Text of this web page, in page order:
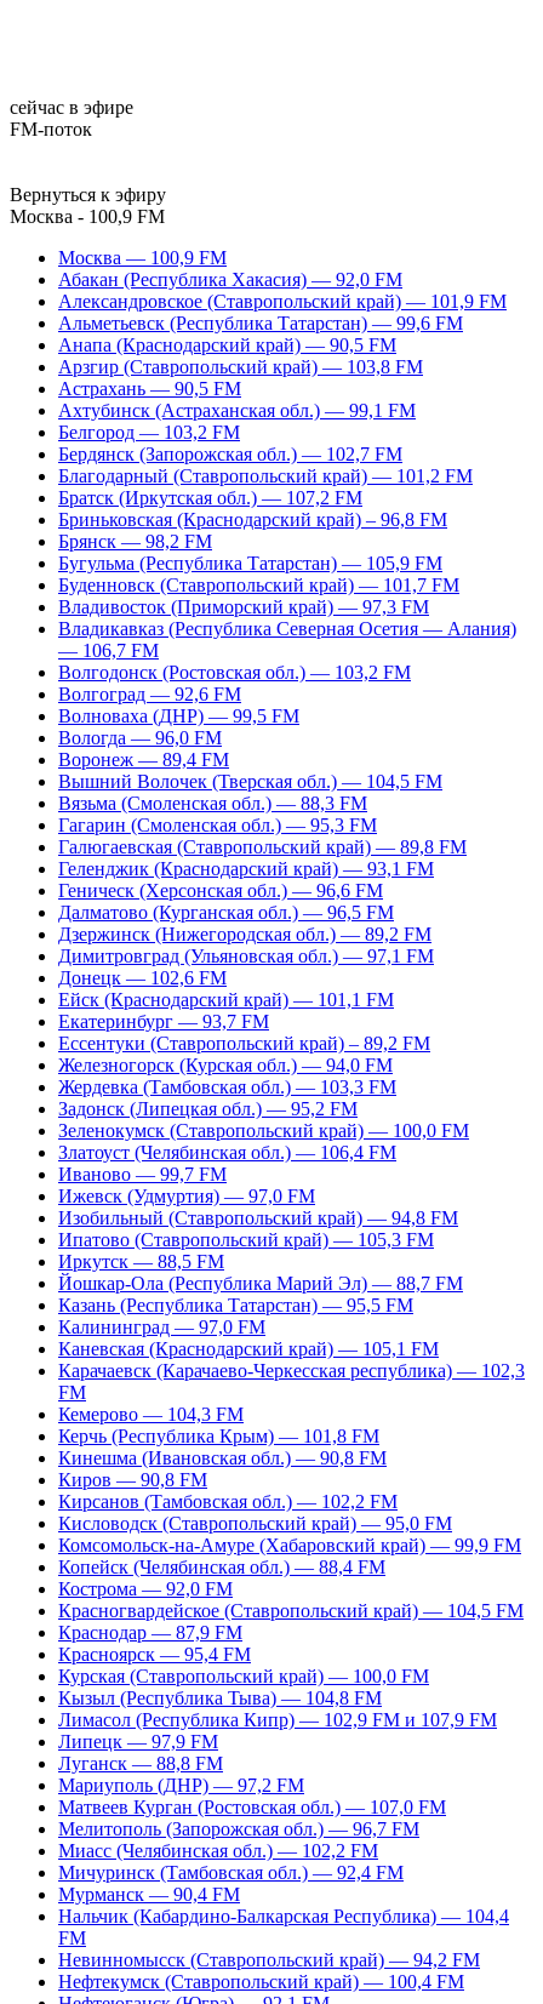
сейчас в эфире
FM-поток
Вернуться к эфиру
Москва - 100,9 FM
Москва — 100,9 FM
Абакан (Республика Хакасия) — 92,0 FM
Александровское (Ставропольский край) — 101,9 FM
Альметьевск (Республика Татарстан) — 99,6 FM
Анапа (Краснодарский край) — 90,5 FM
Арзгир (Ставропольский край) — 103,8 FM
Астрахань — 90,5 FM
Ахтубинск (Астраханская обл.) — 99,1 FM
Белгород — 103,2 FM
Бердянск (Запорожская обл.) — 102,7 FM
Благодарный (Ставропольский край) — 101,2 FM
Братск (Иркутская обл.) — 107,2 FM
Бриньковская (Краснодарский край) – 96,8 FM
Брянск — 98,2 FM
Бугульма (Республика Татарстан) — 105,9 FM
Буденновск (Ставропольский край) — 101,7 FM
Владивосток (Приморский край) — 97,3 FM
Владикавказ (Республика Северная Осетия — Алания)
— 106,7 FM
Волгодонск (Ростовская обл.) — 103,2 FM
Волгоград — 92,6 FM
Волноваха (ДНР) — 99,5 FM
Вологда — 96,0 FM
Воронеж — 89,4 FM
Вышний Волочек (Тверская обл.) — 104,5 FM
Вязьма (Смоленская обл.) — 88,3 FM
Гагарин (Смоленская обл.) — 95,3 FM
Галюгаевская (Ставропольский край) — 89,8 FM
Геленджик (Краснодарский край) — 93,1 FM
Геническ (Херсонская обл.) — 96,6 FM
Далматово (Курганская обл.) — 96,5 FM
Дзержинск (Нижегородская обл.) — 89,2 FM
Димитровград (Ульяновская обл.) — 97,1 FM
Донецк — 102,6 FM
Ейск (Краснодарский край) — 101,1 FM
Екатеринбург — 93,7 FM
Ессентуки (Ставропольский край) – 89,2 FM
Железногорск (Курская обл.) — 94,0 FM
Жердевка (Тамбовская обл.) — 103,3 FM
Задонск (Липецкая обл.) — 95,2 FM
Зеленокумск (Ставропольский край) — 100,0 FM
Златоуст (Челябинская обл.) — 106,4 FM
Иваново — 99,7 FM
Ижевск (Удмуртия) — 97,0 FM
Изобильный (Ставропольский край) — 94,8 FM
Ипатово (Ставропольский край) — 105,3 FM
Иркутск — 88,5 FM
Йошкар-Ола (Республика Марий Эл) — 88,7 FM
Казань (Республика Татарстан) — 95,5 FM
Калининград — 97,0 FM
Каневская (Краснодарский край) — 105,1 FM
Карачаевск (Карачаево-Черкесская республика) — 102,3
FM
Кемерово — 104,3 FM
Керчь (Республика Крым) — 101,8 FM
Кинешма (Ивановская обл.) — 90,8 FM
Киров — 90,8 FM
Кирсанов (Тамбовская обл.) — 102,2 FM
Кисловодск (Ставропольский край) — 95,0 FM
Комсомольск-на-Амуре (Хабаровский край) — 99,9 FM
Копейск (Челябинская обл.) — 88,4 FM
Кострома — 92,0 FM
Красногвардейское (Ставропольский край) — 104,5 FM
Краснодар — 87,9 FM
Красноярск — 95,4 FM
Курская (Ставропольский край) — 100,0 FM
Кызыл (Республика Тыва) — 104,8 FM
Лимасол (Республика Кипр) — 102,9 FM и 107,9 FM
Липецк — 97,9 FM
Луганск — 88,8 FM
Мариуполь (ДНР) — 97,2 FM
Матвеев Курган (Ростовская обл.) — 107,0 FM
Мелитополь (Запорожская обл.) — 96,7 FM
Миасс (Челябинская обл.) — 102,2 FM
Мичуринск (Тамбовская обл.) — 92,4 FM
Мурманск — 90,4 FM
Нальчик (Кабардино-Балкарская Республика) — 104,4
FM
Невинномысск (Ставропольский край) — 94,2 FM
Нефтекумск (Ставропольский край) — 100,4 FM